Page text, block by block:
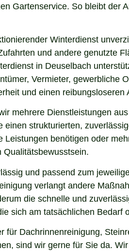
Gartenservice. So bleibt
Winterdienst
und andere genutzte
in Deuselbach
Vermieter,
und einen reibungsloseren
mehrere Dienstleistungen
strukturierten,
benötigen oder
und passend zum
verlangt andere
die schnelle und
sich am tatsächlichen Bedarf
Dachrinnenreinigung,
sind wir gerne für Sie da.